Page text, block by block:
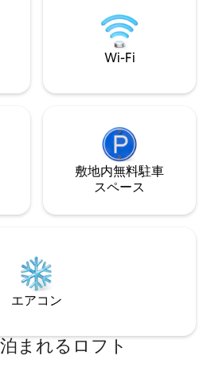
てください。車
ビーチを専用で
利用予定の場合
く、トイレのしつ
こい犬は歓迎しま
があります）。
Wi-Fi
敷地内無料駐⁠車
ス⁠ペ⁠ー⁠ス
エアコン
まれるロフト